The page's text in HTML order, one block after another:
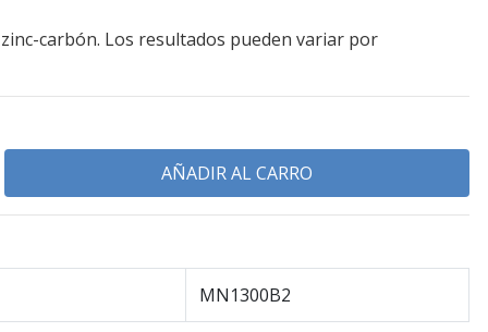
carbón. Los resultados pueden variar por
MN1300B2